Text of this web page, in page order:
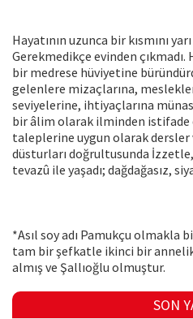
Hayatının uzunca bir kısmını
Gerekmedikçe evinden
bir medrese hüviyetine
gelenlere mizaçlarına,
seviyelerine, ihtiyaçlarına
bir âlim olarak ilminden
taleplerine uygun olarak dersler
düsturları doğrultusunda
tevazû ile yaşadı; dağdağasız,
*Asıl soy adı Pamukçu olmakla
tam bir şefkatle ikinci bir annelik
almış ve Şallıoğlu olmuştur.
SON